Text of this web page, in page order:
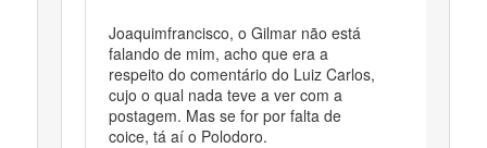
Joaquimfrancisco, o Gilmar não está
falando de mim, acho que era a
respeito do comentário do Luiz Carlos,
cujo o qual nada teve a ver com a
postagem. Mas se for por falta de
coice, tá aí o Polodoro.